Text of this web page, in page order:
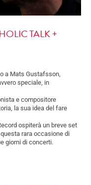
TALK +
a Mats Gustafsson,
speciale, in
e compositore
la sua idea del fare
ospiterà un breve set
rara occasione di
giorni di concerti.